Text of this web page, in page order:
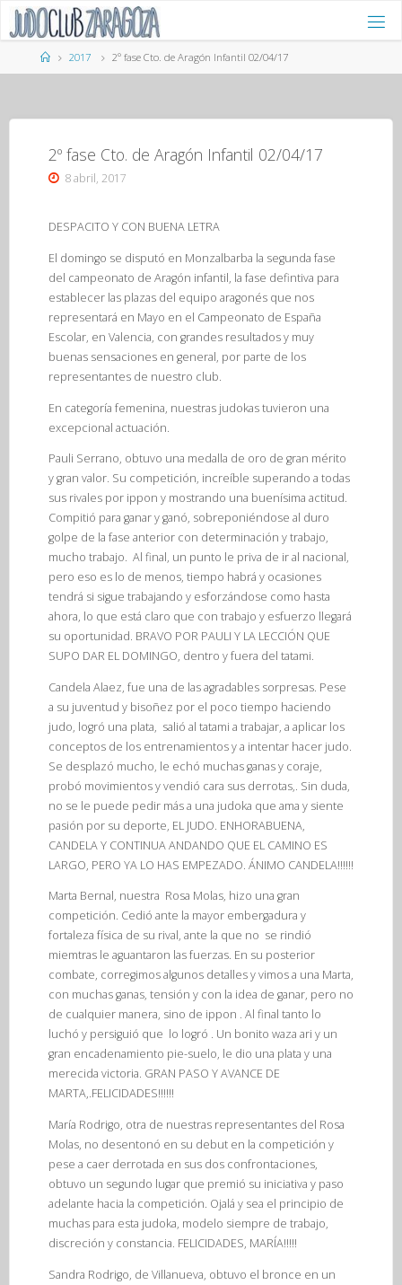
Saltar
contenidoPágina
de
2017 2º fase Cto. de Aragón Infantil 02/04/17
2º fase Cto. de Aragón Infantil 02/04/17
8 abril, 2017
DESPACITO Y CON BUENA LETRA
El domingo se disputó en Monzalbarba la segunda fase
del campeonato de Aragón infantil, la fase defintiva para
establecer las plazas del equipo aragonés que nos
representará en Mayo en el Campeonato de España
Escolar, en Valencia, con grandes resultados y muy
buenas sensaciones en general, por parte de los
representantes de nuestro club.
En categoría femenina, nuestras judokas tuvieron una
excepcional actuación.
Pauli Serrano, obtuvo una medalla de oro de gran mérito
y gran valor. Su competición, increíble superando a todas
sus rivales por ippon y mostrando una buenísima actitud.
Compitió para ganar y ganó, sobreponiéndose al duro
golpe de la fase anterior con determinación y trabajo,
mucho trabajo. Al final, un punto le priva de ir al nacional,
pero eso es lo de menos, tiempo habrá y ocasiones
tendrá si sigue trabajando y esforzándose como hasta
ahora, lo que está claro que con trabajo y esfuerzo llegará
su oportunidad. BRAVO POR PAULI Y LA LECCIÓN QUE
SUPO DAR EL DOMINGO, dentro y fuera del tatami.
Candela Alaez, fue una de las agradables sorpresas. Pese
a su juventud y bisoñez por el poco tiempo haciendo
judo, logró una plata, salió al tatami a trabajar, a aplicar los
conceptos de los entrenamientos y a intentar hacer judo.
Se desplazó mucho, le echó muchas ganas y coraje,
probó movimientos y vendió cara sus derrotas,. Sin duda,
no se le puede pedir más a una judoka que ama y siente
pasión por su deporte, EL JUDO. ENHORABUENA,
CANDELA Y CONTINUA ANDANDO QUE EL CAMINO ES
LARGO, PERO YA LO HAS EMPEZADO. ÁNIMO CANDELA!!!!!!
Marta Bernal, nuestra Rosa Molas, hizo una gran
competición. Cedió ante la mayor embergadura y
fortaleza física de su rival, ante la que no se rindió
miemtras le aguantaron las fuerzas. En su posterior
combate, corregimos algunos detalles y vimos a una Marta,
con muchas ganas, tensión y con la idea de ganar, pero no
de cualquier manera, sino de ippon . Al final tanto lo
luchó y persiguió que lo logró . Un bonito waza ari y un
gran encadenamiento pie-suelo, le dio una plata y una
merecida victoria. GRAN PASO Y AVANCE DE
MARTA,.FELICIDADES!!!!!!
María Rodrigo, otra de nuestras representantes del Rosa
Molas, no desentonó en su debut en la competición y
pese a caer derrotada en sus dos confrontaciones,
obtuvo un segundo lugar que premió su iniciativa y paso
adelante hacia la competición. Ojalá y sea el principio de
muchas para esta judoka, modelo siempre de trabajo,
discreción y constancia. FELICIDADES, MARÍA!!!!!
Sandra Rodrigo, de Villanueva, obtuvo el bronce en un